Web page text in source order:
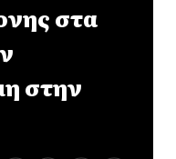
στα
στην